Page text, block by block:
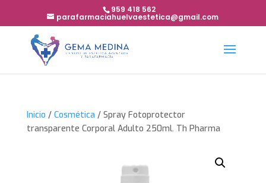
959 418 562
parafarmaciahuelvaestetica@gmail.com
Inicio / Cosmética / Spray Fotoprotector
transparente Corporal Adulto 250ml. Th Pharma